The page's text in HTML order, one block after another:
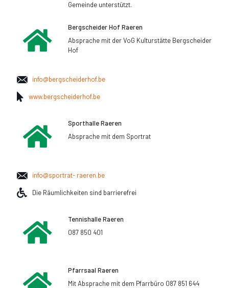
Gemeinde unterstützt.
Bergscheider Hof Raeren
Absprache mit der VoG Kulturstätte Bergscheider
Hof
info@bergscheiderhof.be
www.bergscheiderhof.be
Sporthalle Raeren
Absprache mit dem Sportrat
info@sportrat- raeren.be
Die Räumlichkeiten sind barrierefrei
Tennishalle Raeren
087 850 401
Pfarrsaal Raeren
Mit Absprache mit dem Pfarrbüro 087 851 644